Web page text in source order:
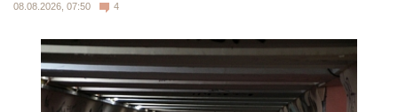
08.08.2026, 07:50 4